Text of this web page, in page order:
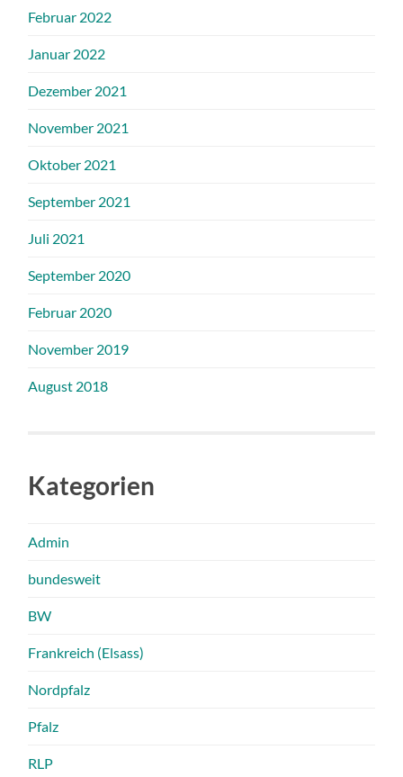
Februar 2022
Januar 2022
Dezember 2021
November 2021
Oktober 2021
September 2021
Juli 2021
September 2020
Februar 2020
November 2019
August 2018
Kategorien
Admin
bundesweit
BW
Frankreich (Elsass)
Nordpfalz
Pfalz
RLP